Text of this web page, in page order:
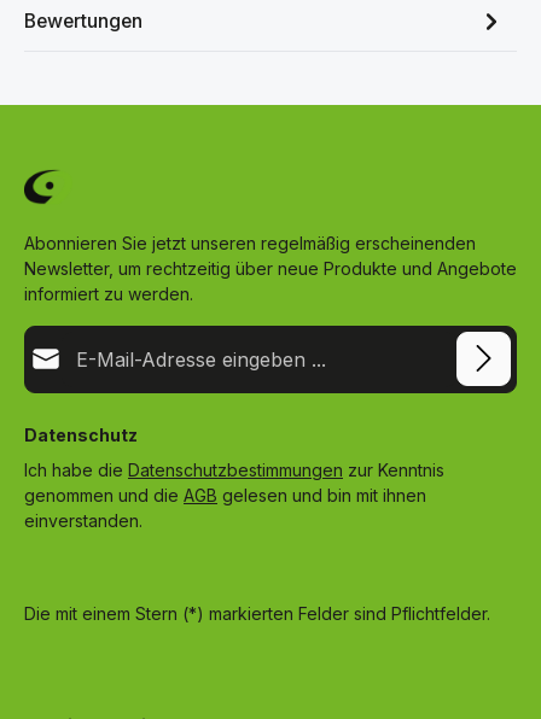
Bewertungen
Abonnieren Sie jetzt unseren regelmäßig erscheinenden
Newsletter, um rechtzeitig über neue Produkte und Angebote
informiert zu werden.
E-Mail-Adresse*
Datenschutz
Ich habe die Datenschutzbestimmungen zur Kenntnis
genommen und die AGB gelesen und bin mit ihnen
einverstanden.
Die mit einem Stern (*) markierten Felder sind Pflichtfelder.